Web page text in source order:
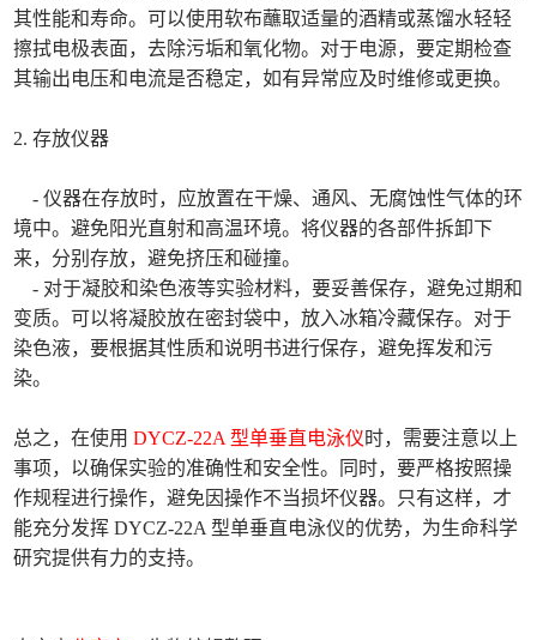
其性能和寿命。可以使用软布蘸取适量的酒精或蒸馏水轻轻
擦拭电极表面，去除污垢和氧化物。对于电源，要定期检查
其输出电压和电流是否稳定，如有异常应及时维修或更换。
2. 存放仪器
- 仪器在存放时，应放置在干燥、通风、无腐蚀性气体的环
境中。避免阳光直射和高温环境。将仪器的各部件拆卸下
来，分别存放，避免挤压和碰撞。
- 对于凝胶和染色液等实验材料，要妥善保存，避免过期和
变质。可以将凝胶放在密封袋中，放入冰箱冷藏保存。对于
染色液，要根据其性质和说明书进行保存，避免挥发和污
染。
总之，在使用DYCZ-22A 型单垂直电泳仪时，需要注意以上
事项，以确保实验的准确性和安全性。同时，要严格按照操
作规程进行操作，避免因操作不当损坏仪器。只有这样，才
能充分发挥 DYCZ-22A 型单垂直电泳仪的优势，为生命科学
研究提供有力的支持。